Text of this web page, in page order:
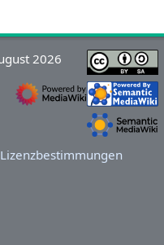
2026
Lizenzbestimmungen